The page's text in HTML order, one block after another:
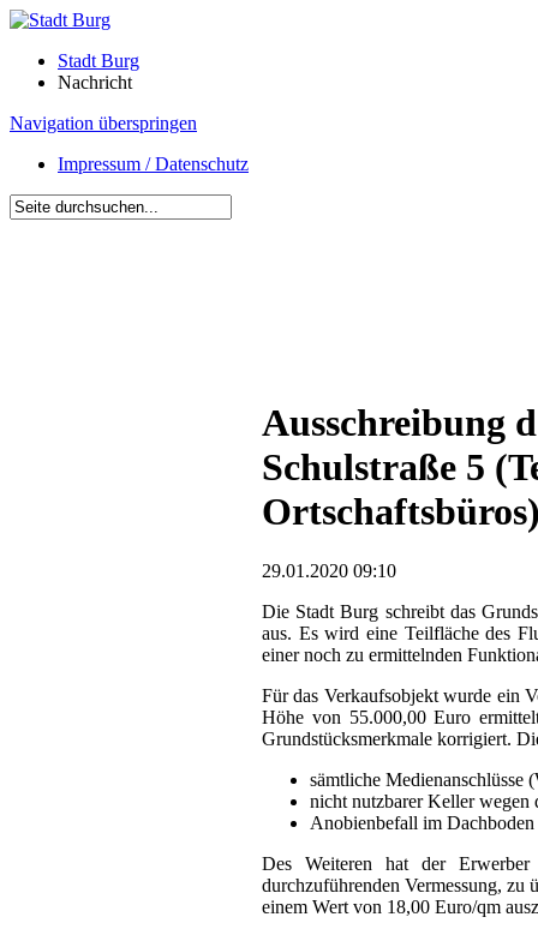
Stadt Burg
Nachricht
Navigation überspringen
Impressum / Datenschutz
Ausschreibung
Schulstraße 5
29.01.2020 09:10
Die Stadt Burg schreibt das
aus. Es wird eine Teilfläche des
einer noch zu ermittelnden
Für das Verkaufsobjekt wurde ein
Höhe von 55.000,00 Euro
sämtliche Medienanschlüsse
nicht nutzbarer Keller wegen
Anobienbefall im Dachboden
Des Weiteren hat der
durchzuführenden Vermessung, zu
einem Wert von 18,00 Euro/qm